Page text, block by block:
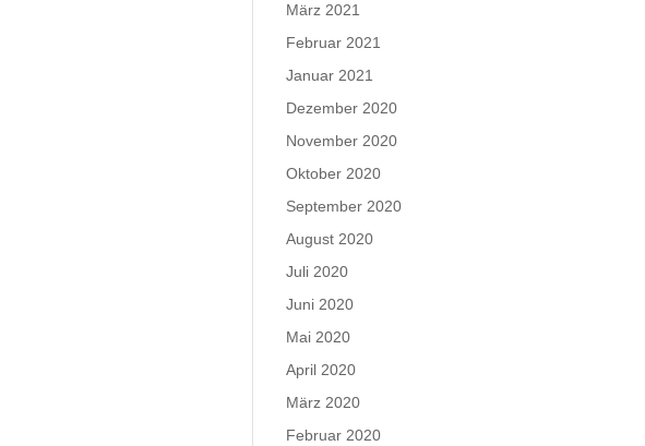
März 2021
Februar 2021
Januar 2021
Dezember 2020
November 2020
Oktober 2020
September 2020
August 2020
Juli 2020
Juni 2020
Mai 2020
April 2020
März 2020
Februar 2020